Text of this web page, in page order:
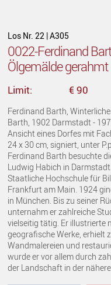
Los Nr. 22 | A305
0022-Ferdinand
Ölgemälde gerahmt
Limit: € 90
Ferdinand Barth,
Barth, 1902 Darmstadt -
Ansicht eines Dorfes mit
24 x 30 cm, signiert, unter
Ferdinand Barth besuchte
Ludwig Habich in
Staatliche Hochschule für
Frankfurt am Main. 1924
in München. Bis zu seiner
unternahm er zahlreiche
vielseitig tätig. Er
geografische Werke,
Wandmalereien und
wurde er vor allem durch
der Landschaft in der